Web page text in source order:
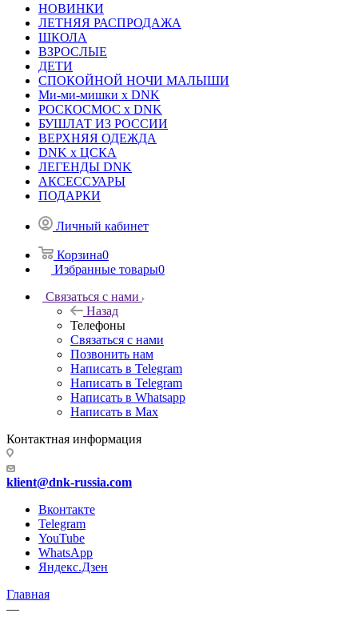
НОВИНКИ
ЛЕТНЯЯ РАСПРОДАЖА
ШКОЛА
ВЗРОСЛЫЕ
ДЕТИ
СПОКОЙНОЙ НОЧИ МАЛЫШИ
Ми-ми-мишки x DNK
РОСКОСМОС x DNK
БУШЛАТ ИЗ РОССИИ
ВЕРХНЯЯ ОДЕЖДА
DNK x ЦСКА
ЛЕГЕНДЫ DNK
АКСЕССУАРЫ
ПОДАРКИ
Личный кабинет
Корзина0
Избранные товары0
Связаться с нами
Назад
Телефоны
Связаться с нами
Позвонить нам
Написать в Telegram
Написать в Telegram
Написать в Whatsapp
Написать в Max
Контактная информация
klient@dnk-russia.com
Вконтакте
Telegram
YouTube
WhatsApp
Яндекс.Дзен
Главная
—